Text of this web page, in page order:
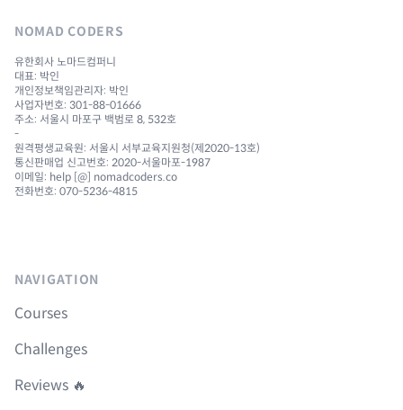
NOMAD CODERS
유한회사 노마드컴퍼니
대표: 박인
개인정보책임관리자: 박인
사업자번호: 301-88-01666
주소: 서울시 마포구 백범로 8, 532호
-
원격평생교육원: 서울시 서부교육지원청(제2020-13호)
통신판매업 신고번호: 2020-서울마포-1987
이메일: help [@] nomadcoders.co
전화번호: 070-5236-4815
NAVIGATION
Courses
Challenges
Reviews 🔥